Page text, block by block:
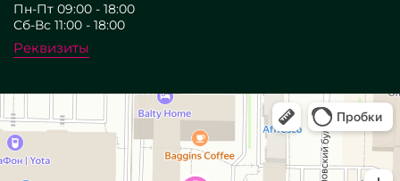
Пн-Пт 09:00 - 18:00
Сб-Вс 11:00 - 18:00
Реквизиты